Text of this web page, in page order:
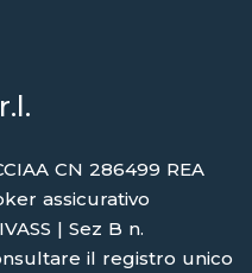
CN 286499 REA
assicurativo
| Sez B n.
il registro unico